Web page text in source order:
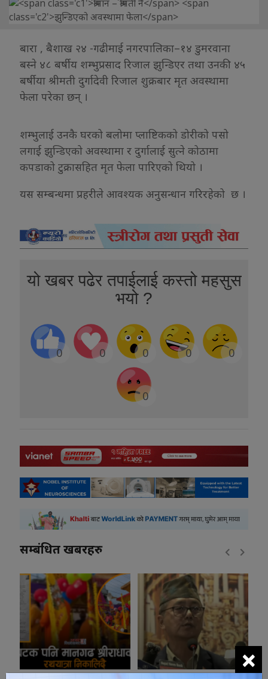
बारा , बैशाख २४ -गढीमाई नगरपालिका–१४ डुमरवाना
बस्ने ४८ बर्षीय शम्भुप्रसाद रिजाल झुन्डिएर तथा उनकी ४५
बर्षीया श्रीमती दुर्गादेवी रिजाल शुक्रबार मृत अवस्थामा
फेला परेका छन् ।
शम्भुलाई उनकै घरको बलोमा प्लाष्टिकको डोरीको पसो
लगाई झुन्डिएको अवस्थामा र दुर्गालाई सुत्ने कोठामा
कपडाको टुक्रासहित मृत फेला पारिएको थियो ।
यस सम्बन्धमा प्रहरीले आवश्यक अनुसन्धान गरिरहेको छ ।
यो खबर पढेर तपाईलाई कस्तो महसुस
भयो ?
0 0 0 0 0
0
सम्बंधित खबरहरु
×